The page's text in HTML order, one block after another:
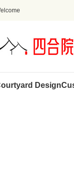
Design